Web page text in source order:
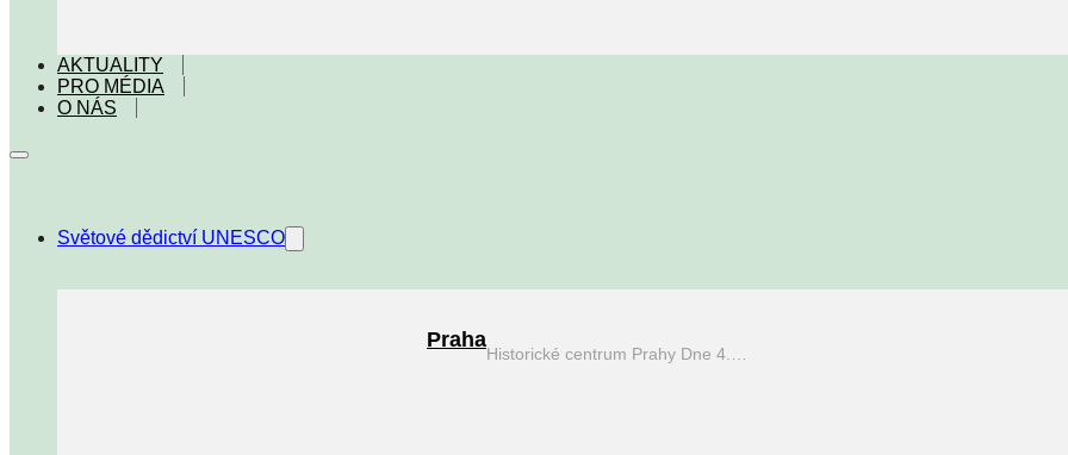
AKTUALITY
PRO MÉDIA
O NÁS
Světové dědictví UNESCO
Praha
Historické centrum Prahy Dne 4.…